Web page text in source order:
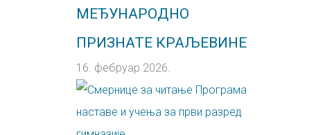
МЕЂУНАРОДНО
ПРИЗНАТЕ КРАЉЕВИНЕ
16. фебруар 2026.